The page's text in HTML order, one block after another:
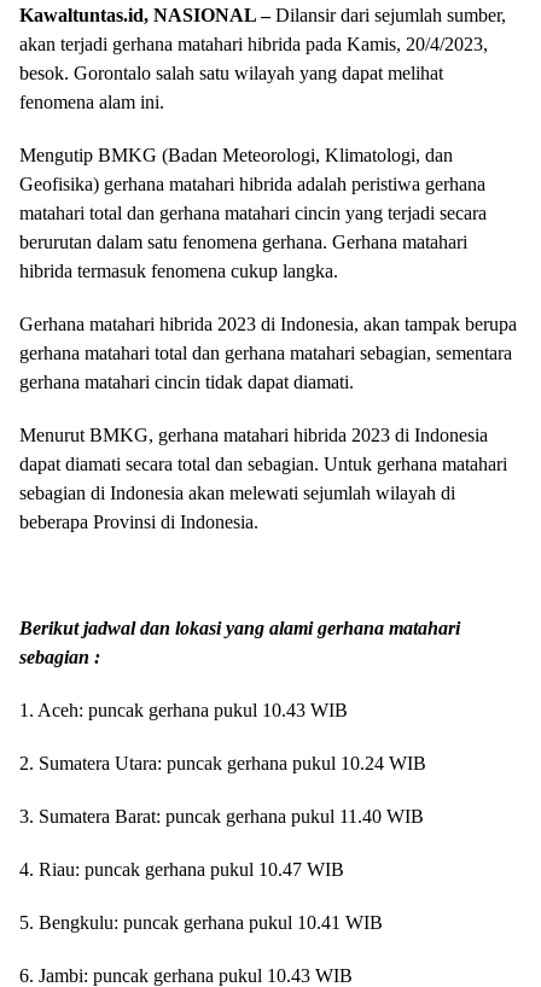
Kawaltuntas.id, NASIONAL –Dilansir dari sejumlah sumber,
akan terjadi gerhana matahari hibrida pada Kamis, 20/4/2023,
besok. Gorontalo salah satu wilayah yang dapat melihat
fenomena alam ini.
Mengutip BMKG (Badan Meteorologi, Klimatologi, dan
Geofisika) gerhana matahari hibrida adalah peristiwa gerhana
matahari total dan gerhana matahari cincin yang terjadi secara
berurutan dalam satu fenomena gerhana. Gerhana matahari
hibrida termasuk fenomena cukup langka.
Gerhana matahari hibrida 2023 di Indonesia, akan tampak berupa
gerhana matahari total dan gerhana matahari sebagian, sementara
gerhana matahari cincin tidak dapat diamati.
Menurut BMKG, gerhana matahari hibrida 2023 di Indonesia
dapat diamati secara total dan sebagian. Untuk gerhana matahari
sebagian di Indonesia akan melewati sejumlah wilayah di
beberapa Provinsi di Indonesia.
Berikut jadwal dan lokasi yang alami gerhana matahari
sebagian :
1. Aceh: puncak gerhana pukul 10.43 WIB
2. Sumatera Utara: puncak gerhana pukul 10.24 WIB
3. Sumatera Barat: puncak gerhana pukul 11.40 WIB
4. Riau: puncak gerhana pukul 10.47 WIB
5. Bengkulu: puncak gerhana pukul 10.41 WIB
6. Jambi: puncak gerhana pukul 10.43 WIB